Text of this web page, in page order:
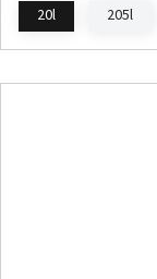
20l 205l